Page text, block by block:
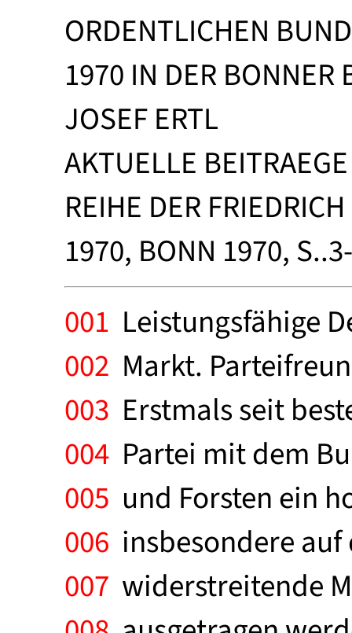
ORDENTLICHEN
1970 IN DER BONNER
JOSEF ERTL
AKTUELLE
REIHE DER
1970, BONN 1970,
001 Leistungsfähige
002 Markt.
003 Erstmals seit
004 Partei mit dem
005 und Forsten ein
006 insbesondere
007 widerstreitende